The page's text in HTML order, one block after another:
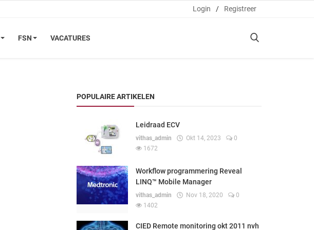
Login / Registreer
FSN VACATURES
POPULAIRE ARTIKELEN
Leidraad ECV
vithas_admin Okt 14, 2023
0
1672
Workflow programmering Reveal
LINQ™ Mobile Manager
vithas_admin Nov 18, 2020
0
1402
CIED Remote monitoring okt 2011 nvh